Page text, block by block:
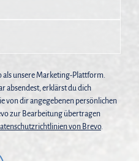
als unsere Marketing-Plattform.
absendest, erklärst du dich
von dir angegebenen persönlichen
zur Bearbeitung übertragen
von Brevo.